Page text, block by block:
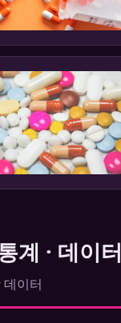
계 · 데이터
이터